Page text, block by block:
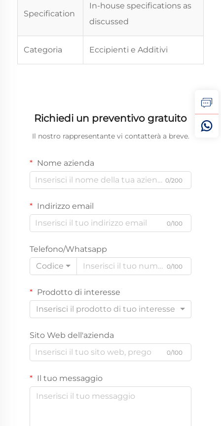
Specification
In-house specifications as
discussed
Categoria Eccipienti e Additivi
Richiedi un preventivo gratuito
Il nostro rappresentante vi contatterà a breve.
Nome azienda
0/200
Indirizzo email
0/100
Telefono/Whatsapp
Codice
0/100
Prodotto di interesse
Inserisci il prodotto di tuo interesse
Sito Web dell'azienda
0/100
Il tuo messaggio